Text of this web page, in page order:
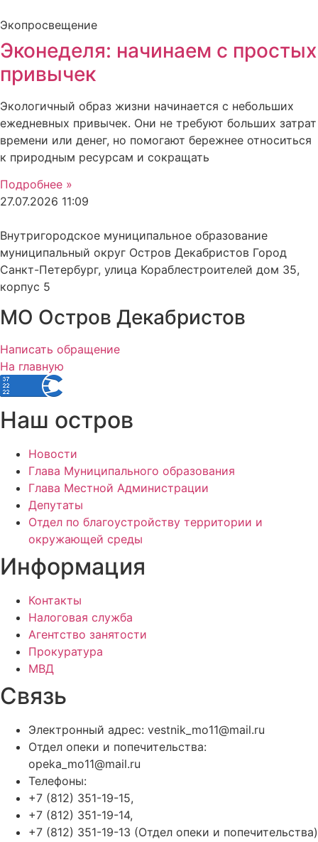
Экопросвещение
Эконеделя: начинаем с простых
привычек
Экологичный образ жизни начинается с небольших
ежедневных привычек. Они не требуют больших затрат
времени или денег, но помогают бережнее относиться
к природным ресурсам и сокращать
Подробнее »
27.07.2026 11:09
Внутригородское муниципальное образование
муниципальный округ Остров Декабристов Город
Санкт-Петербург, улица Кораблестроителей дом 35,
корпус 5
МО Остров Декабристов
Написать обращение
На главную
Наш остров
Новости
Глава Муниципального образования
Глава Местной Администрации
Депутаты
Отдел по благоустройству территории и
окружающей среды
Информация
Контакты
Налоговая служба
Агентство занятости
Прокуратура
МВД
Связь
Электронный адрес: vestnik_mo11@mail.ru
Отдел опеки и попечительства:
opeka_mo11@mail.ru
Телефоны:
+7 (812) 351-19-15,
+7 (812) 351-19-14,
+7 (812) 351-19-13 (Отдел опеки и попечительства)